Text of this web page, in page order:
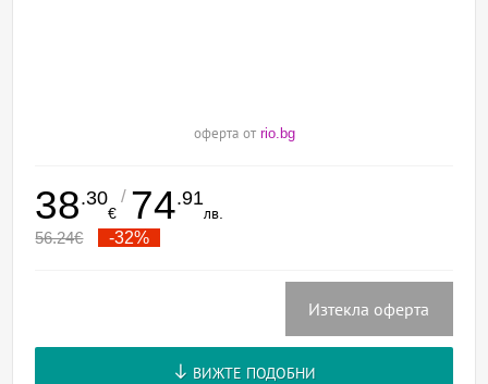
оферта от rio.bg
38.30
€
/ 74.91
лв.
56.24€ -32%
Изтекла оферта
ВИЖТЕ ПОДОБНИ